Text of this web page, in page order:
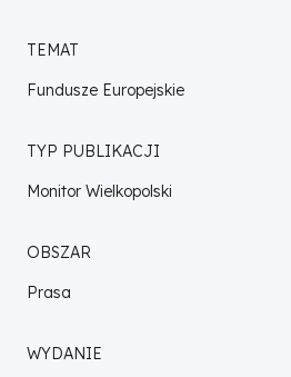
TEMAT
Fundusze Europejskie
TYP PUBLIKACJI
Monitor Wielkopolski
OBSZAR
Prasa
WYDANIE